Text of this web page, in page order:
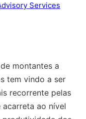
Services
montantes a
tem vindo a ser
recorrente pelas
acarreta ao nível